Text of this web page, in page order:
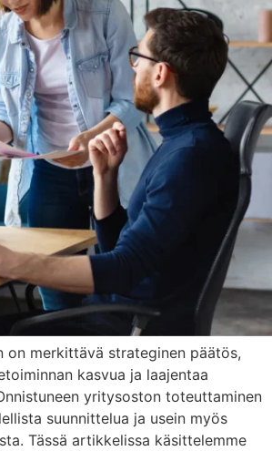
on merkittävä strateginen päätös,
kasvua ja laajentaa
yritysoston toteuttaminen
suunnittelua ja usein myös
Tässä artikkelissa käsittelemme